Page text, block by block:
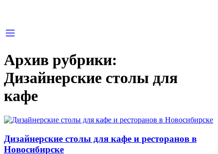
Архив рубрики:
Дизайнерские столы для
кафе
Дизайнерские столы для кафе и ресторанов в
Новосибирске